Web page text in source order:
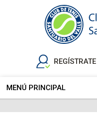
REGÍSTRATE
MENÚ PRINCIPAL